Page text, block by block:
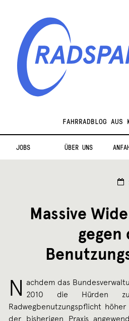
Radspannerei
FAHRRADBLOG AUS
JOBS ÜBER UNS
Massive
gegen
N achdem das
2010 die Hürden
Radwegbenutzungspflicht
der bisherigen Praxis